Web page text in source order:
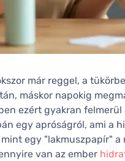
már reggel, a
máskor napokig
ezért gyakran felmerül
egy apróságról, ami a
egy "lakmuszpapír"
van az ember